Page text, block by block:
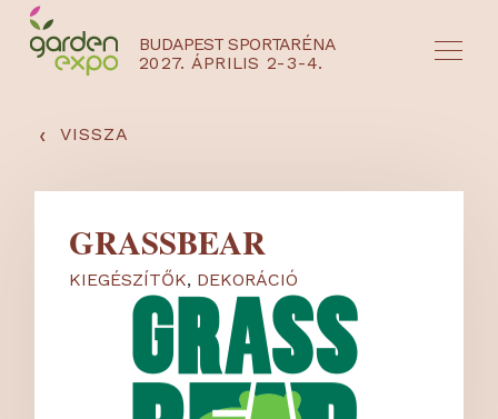
BUDAPEST SPORTARÉNA
2027. ÁPRILIS 2-3-4.
‹ VISSZA
GRASSBEAR
KIEGÉSZÍTŐK, DEKORÁCIÓ